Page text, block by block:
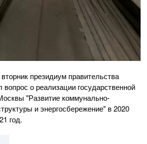
президиум правительства
о реализации государственной
"Развитие коммунально-
и энергосбережение" в 2020
год.